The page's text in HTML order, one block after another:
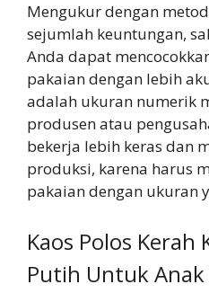
Mengukur dengan
sejumlah keuntungan,
Anda dapat
pakaian dengan lebih
adalah ukuran numerik
produsen atau
bekerja lebih keras dan
produksi, karena harus
pakaian dengan ukuran
Kaos Polos Kerah
Putih Untuk